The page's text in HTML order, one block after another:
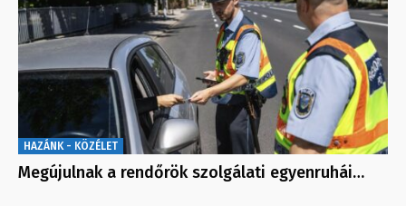
HAZÁNK - KÖZÉLET
Megújulnak a rendőrök szolgálati egyenruhái…